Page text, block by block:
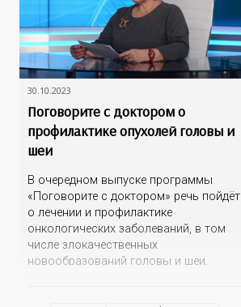
30.10.2023
Поговорите с доктором о
профилактике опухолей головы и
шеи
В очередном выпуске программы
«Поговорите с доктором» речь пойдёт
о лечении и профилактике
онкологических заболеваний, в том
числе злокачественных
новообразований головы и шеи.